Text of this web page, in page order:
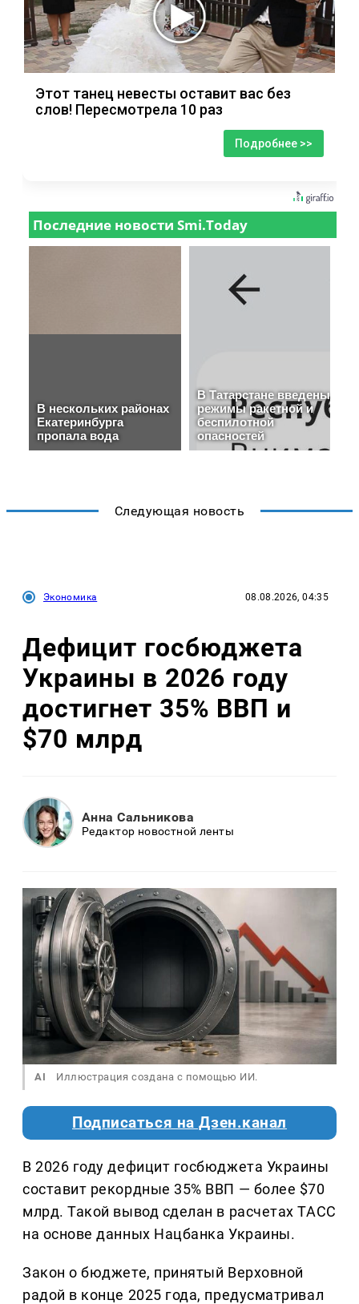
Этот танец невесты оставит вас без
слов! Пересмотрела 10 раз
Подробнее >>
Следующая новость
Экономика 08.08.2026, 04:35
Дефицит госбюджета
Украины в 2026 году
достигнет 35% ВВП и
$70 млрд
Анна Сальникова
Редактор новостной ленты
AI Иллюстрация создана с помощью ИИ.
Подписаться на Дзен.канал
В 2026 году дефицит госбюджета Украины
составит рекордные 35% ВВП — более $70
млрд. Такой вывод сделан в расчетах ТАСС
на основе данных Нацбанка Украины.
Закон о бюджете, принятый Верховной
радой в конце 2025 года, предусматривал